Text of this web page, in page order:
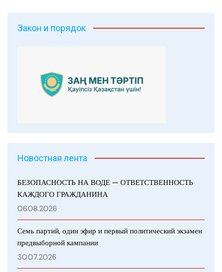
Закон и порядок
Новостная лента
БЕЗОПАСНОСТЬ НА ВОДЕ — ОТВЕТСТВЕННОСТЬ
КАЖДОГО ГРАЖДАНИНА
06.08.2026
Семь партий, один эфир и первый политический экзамен
предвыборной кампании
30.07.2026